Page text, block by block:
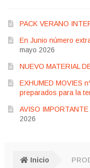
PACK VERANO
En Junio número
mayo 2026
NUEVO MATERIAL
EXHUMED MOVIES
preparados para la
AVISO
2026
Inicio